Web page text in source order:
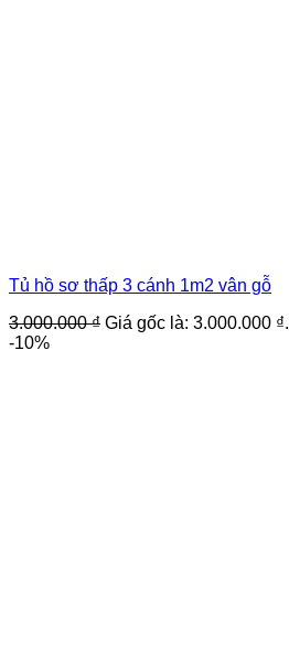
Tủ hồ sơ thấp 3 cánh 1m2 vân gỗ
3.000.000₫ Giá gốc là: 3.000.000 ₫.
-10%